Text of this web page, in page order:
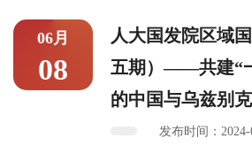
06月
08
人大国发院区域
五期）——共建“
的中国与乌兹别
发布时间：2024-